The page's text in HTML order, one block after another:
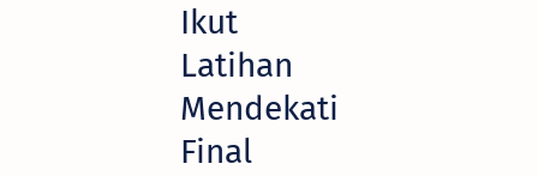
Ikut
Latihan
Mendekati
Final